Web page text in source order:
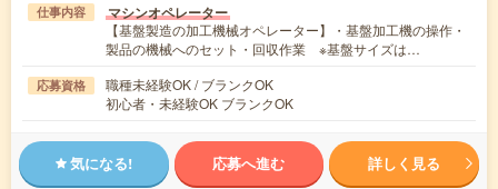
仕事内容 マシンオペレーター
【基盤製造の加工機械オペレーター】・基盤加工機の操作・
製品の機械へのセット・回収作業 ※基盤サイズは…
応募資格
職種未経験OK / ブランクOK
初心者・未経験OK ブランクOK
気になる! 応募へ進む 詳しく見る